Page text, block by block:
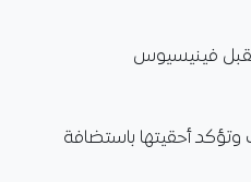
فينيسيوس
وتؤكد أحقيتها باستضافة